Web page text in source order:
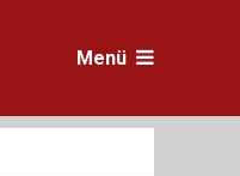
Menü